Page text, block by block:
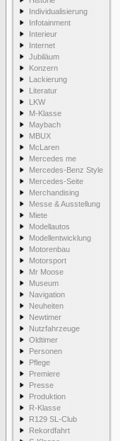
Individualisierung
Infotainment
Interieur
Internet
Jubiläum
Konzern
Lackierung
Literatur
LKW
M-Klasse
Maybach
MBUX
McLaren
Mercedes me
Mercedes-Benz Style
Mercedes-Seite
Merchandising
Messe & Ausstellung
Miete
Modellautos
Modellentwicklung
Motorenbau
Motorsport
Mr Moose
Museum
Navigation
Neuheiten
Newtimer
Nutzfahrzeuge
Oldtimer
Personen
Pflege
Premiere
Presse
Produktion
R-Klasse
R129 SL-Club
Rekordfahrt